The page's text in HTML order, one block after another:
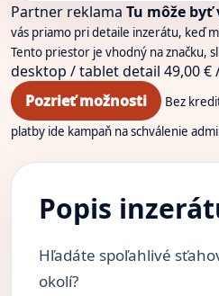
Partner reklama Tu môže byť
vás priamo pri detaile inzerátu, keď
Tento priestor je vhodný na značku,
desktop / tabletdetail 49,00 €
Pozrieť možnosti
Bez
platby ide kampaň na schválenie
Popis
Hľadáte spoľahlivé
okolí?